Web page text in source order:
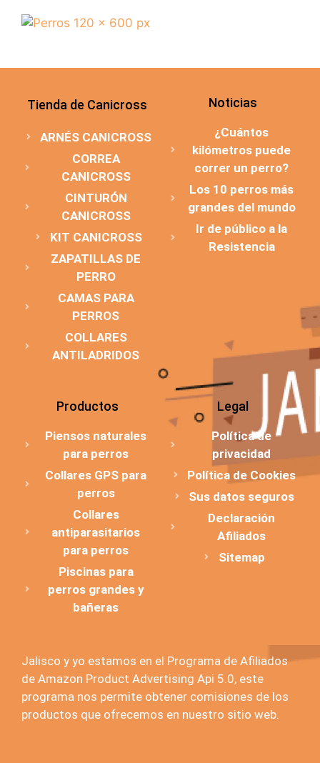
Tienda de Canicross
ARNÉS CANICROSS
CORREA
CANICROSS
CINTURÓN
CANICROSS
KIT CANICROSS
ZAPATILLAS DE
PERRO
CAMAS PARA
PERROS
COLLARES
ANTILADRIDOS
Noticias
¿Cuántos
kilómetros puede
correr un perro?
Los 10 perros más
grandes del mundo
Ir de público a la
Resistencia
Productos
Piensos naturales
para perros
Collares GPS para
perros
Collares
antiparasitarios
para perros
Piscinas para
perros grandes y
bañeras
Legal
Política de
privacidad
Política de Cookies
Sus datos seguros
Declaración
Afiliados
Sitemap
Jalisco y yo estamos en el Programa de Afiliados
de Amazon Product Advertising Api 5.0, este
programa nos permite obtener comisiones de los
productos que ofrecemos en nuestro sitio web.